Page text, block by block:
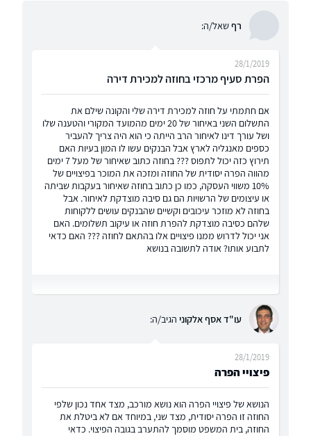
רףשאל/ה:
הפרת סעיף מרכזי בחוזה למכירת דירה
28/1/2019
אם חתמתי על חוזה למכירת דירה שלי והקונה שילם את
התשלום השני באיחור של 20 ימים מהמועד המקורי והטענה שלו
ושל עורך דינו לאיחור הרב הייתה כי הוא היה צריך להעביר
כספים מאנגליה לארץ אבל הבנקים עשו לו המון בעיות האם
תירוץ כזה יכול לתפוס ??? בחוזה כתוב שאיחור של מעל 7 ימים
מהווה הפרה יסודית של החוזה ומזכה את המוכר בפיצויים של
10% משווי העסקה, כמו כן כתוב בחוזה שאיחור בעקבות שביתה
או עיצומים של הרשויות הם גם סיבה מוצדקת לאיחור. אבל
בחוזה לא מוזכר עיכובים וקשיים שהבנקים עושים ללקוחות
שלהם כסיבה מוצדקת להפרת חוזה או עיקוב תשלומים. האם
אני יכול לדרוש ממנו פיצויים אלו בהתאם לחוזה ??? האם כדאי
לתבוע אותו? אודה לתשובה בנושא
עו"ד אסף אלקוני הגיב/ה:
פיצויי הפרה
28/1/2019
הנושא של פיצויי הפרה הוא נושא מורכב, מצד אחד נכון שלפי
החוזה זו הפרה יסודית, מצד שני, במיוחד אם לא ביטלת את
החוזה, בית המשפט מוסמך להתערב בגובה הפיצוי. כדאי